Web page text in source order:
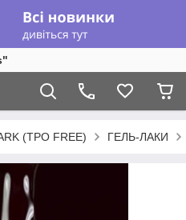
(TPO FREE) ГЕЛЬ-ЛАКИ